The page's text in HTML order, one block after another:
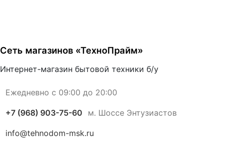
Сеть магазинов «ТехноПрайм»
Интернет-магазин бытовой техники б/у
Ежедневно с 09:00 до 20:00
+7 (968) 903-75-60 м. Шоссе Энтузиастов
info@tehnodom-msk.ru